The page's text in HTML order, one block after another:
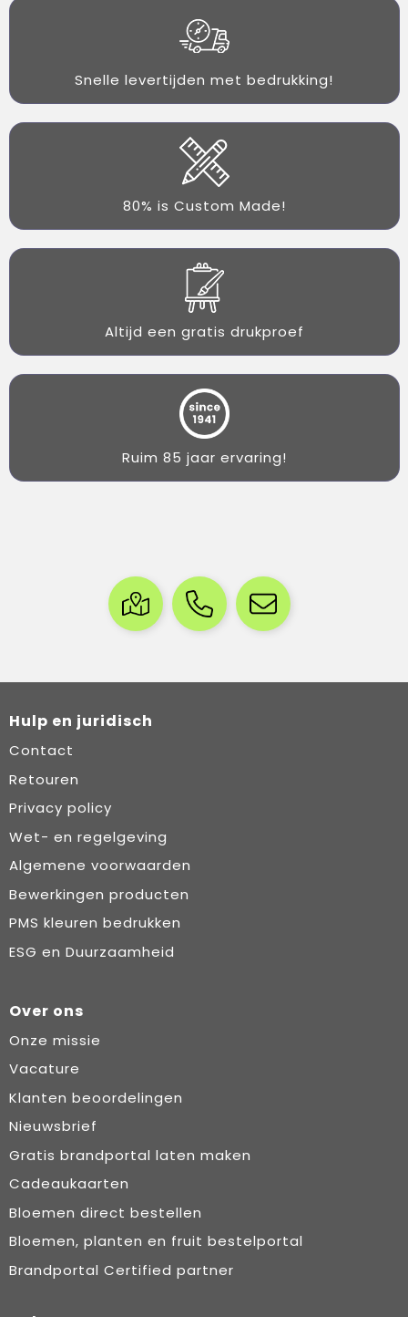
Snelle levertijden met bedrukking!
80% is Custom Made!
Altijd een gratis drukproef
Ruim 85 jaar ervaring!
Hulp en juridisch
Contact
Retouren
Privacy policy
Wet- en regelgeving
Algemene voorwaarden
Bewerkingen producten
PMS kleuren bedrukken
ESG en Duurzaamheid
Over ons
Onze missie
Vacature
Klanten beoordelingen
Nieuwsbrief
Gratis brandportal laten maken
Cadeaukaarten
Bloemen direct bestellen
Bloemen, planten en fruit bestelportal
Brandportal Certified partner